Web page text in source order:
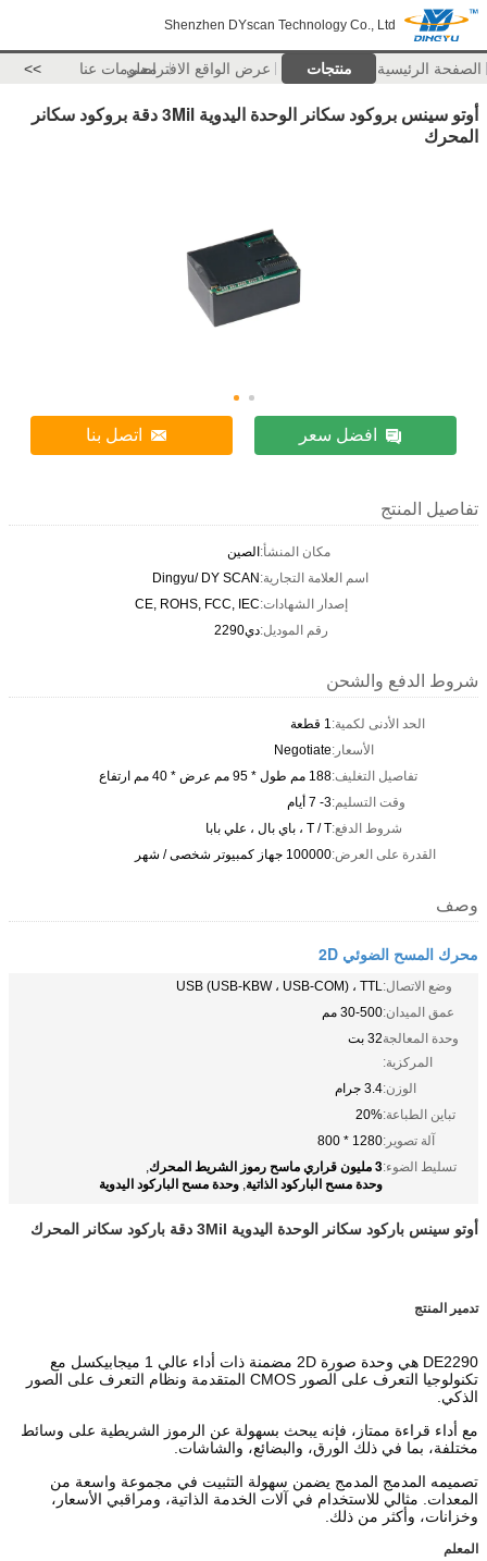
Shenzhen DYscan Technology Co., Ltd
الصفحة الرئيسية منتجات عرض الواقع الافتراضيمعلومات عنا >>
أوتو سينس بروكود سكانر الوحدة اليدوية 3Mil دقة بروكود سكانر
المحرك
افضل سعر اتصل بنا
تفاصيل المنتج
مكان المنشأ:الصين
اسم العلامة التجارية:Dingyu/ DY SCAN
إصدار الشهادات:CE, ROHS, FCC, IEC
رقم الموديل:دي2290
شروط الدفع والشحن
الحد الأدنى لكمية:1 قطعة
الأسعار:Negotiate
تفاصيل التغليف:188 مم طول * 95 مم عرض * 40 مم ارتفاع
وقت التسليم:3- 7 أيام
شروط الدفع:T / T ، باي بال ، علي بابا
القدرة على العرض:100000 جهاز كمبيوتر شخصى / شهر
وصف
محرك المسح الضوئي 2D
وضع الاتصال:USB (USB-KBW ، USB-COM) ، TTL
عمق الميدان:30-500 مم
وحدة المعالجة
المركزية:
32 بت
الوزن:3.4 جرام
تباين الطباعة:20%
آلة تصوير:1280 * 800
تسليط الضوء:3 مليون قراري ماسح رموز الشريط المحرك ,
وحدة مسح الباركود الذاتية, وحدة مسح الباركود اليدوية
أوتو سينس باركود سكانر الوحدة اليدوية 3Mil دقة باركود سكانر المحرك
تدمير المنتج
DE2290 هي وحدة صورة 2D مضمنة ذات أداء عالي 1 ميجابيكسل مع
تكنولوجيا التعرف على الصور CMOS المتقدمة ونظام التعرف على الصور
الذكي.
مع أداء قراءة ممتاز، فإنه يبحث بسهولة عن الرموز الشريطية على وسائط
مختلفة، بما في ذلك الورق، والبضائع، والشاشات.
تصميمه المدمج المدمج يضمن سهولة التثبيت في مجموعة واسعة من
المعدات. مثالي للاستخدام في آلات الخدمة الذاتية، ومراقبي الأسعار،
وخزانات، وأكثر من ذلك.
المعلم